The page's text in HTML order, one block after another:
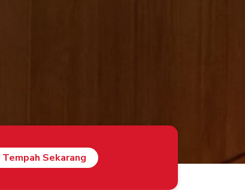
Tempah Sekarang